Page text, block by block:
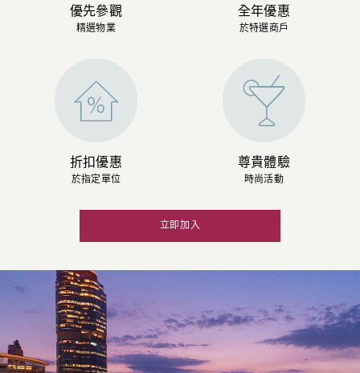
優先參觀
精選物業
全年優惠
於特選商戶
折扣優惠
於指定單位
尊貴體驗
時尚活動
立即加入